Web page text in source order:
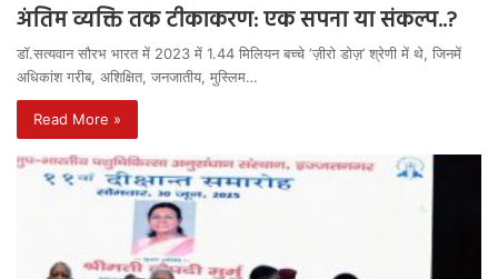
अंतिम व्यक्ति तक टीकाकरण: एक सपना या संकल्प..?
डॉ.सत्यवान सौरभ भारत में 2023 में 1.44 मिलियन बच्चे ‘ज़ीरो डोज़’ श्रेणी में थे, जिनमें
अधिकांश गरीब, अशिक्षित, जनजातीय, मुस्लिम…
Read More »